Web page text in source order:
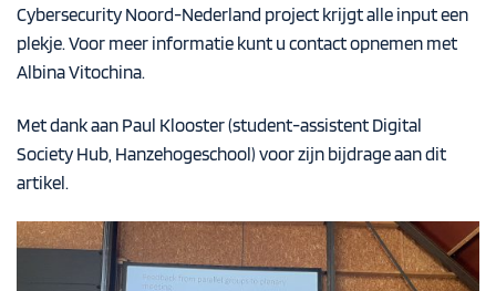
Cybersecurity Noord-Nederland project krijgt alle input een
plekje. Voor meer informatie kunt u contact opnemen met
Albina Vitochina.
Met dank aan Paul Klooster (student-assistent Digital
Society Hub , Hanzehogeschool) voor zijn bijdrage aan dit
artikel.